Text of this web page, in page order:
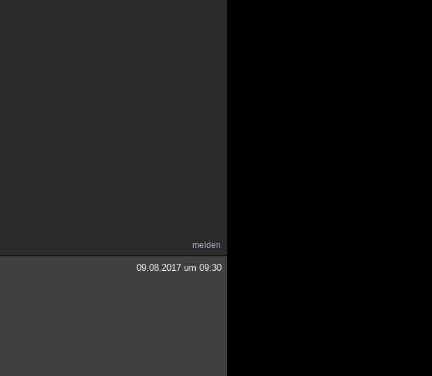
melden
09.08.2017 um 09:30